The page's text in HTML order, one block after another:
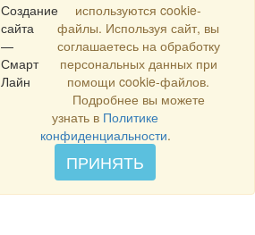
Создание
сайта
—
Смарт
Лайн
используются cookie-
файлы. Используя сайт, вы
соглашаетесь на обработку
персональных данных при
помощи cookie-файлов.
Подробнее вы можете
узнать в Политике
конфиденциальности.
ПРИНЯТЬ